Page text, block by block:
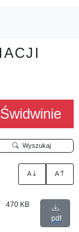
Wyszukaj
A A
470 KB
pdf